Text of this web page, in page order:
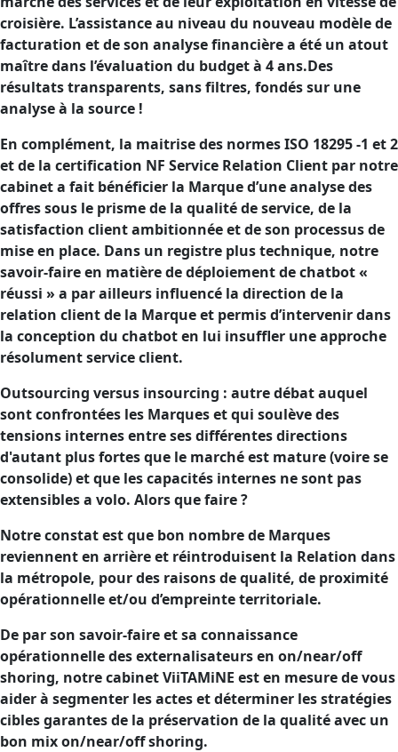
croisière. L’assistance au niveau du nouveau modèle de
facturation et de son analyse financière a été un atout
maître dans l’évaluation du budget à 4 ans.Des
résultats transparents, sans filtres, fondés sur une
analyse à la source !
En complément, la maitrise des normes ISO 18295 -1 et 2
et de la certification NF Service Relation Client par notre
cabinet a fait bénéficier la Marque d’une analyse des
offres sous le prisme de la qualité de service, de la
satisfaction client ambitionnée et de son processus de
mise en place. Dans un registre plus technique, notre
savoir-faire en matière de déploiement de chatbot «
réussi » a par ailleurs influencé la direction de la
relation client de la Marque et permis d’intervenir dans
la conception du chatbot en lui insuffler une approche
résolument service client.
Outsourcing versus insourcing : autre débat auquel
sont confrontées les Marques et qui soulève des
tensions internes entre ses différentes directions
d'autant plus fortes que le marché est mature (voire se
consolide) et que les capacités internes ne sont pas
extensibles a volo. Alors que faire ?
Notre constat est que bon nombre de Marques
reviennent en arrière et réintroduisent la Relation dans
la métropole, pour des raisons de qualité, de proximité
opérationnelle et/ou d’empreinte territoriale.
De par son savoir-faire et sa connaissance
opérationnelle des externalisateurs en on/near/off
shoring, notre cabinet ViiTAMiNE est en mesure de vous
aider à segmenter les actes et déterminer les stratégies
cibles garantes de la préservation de la qualité avec un
bon mix on/near/off shoring.